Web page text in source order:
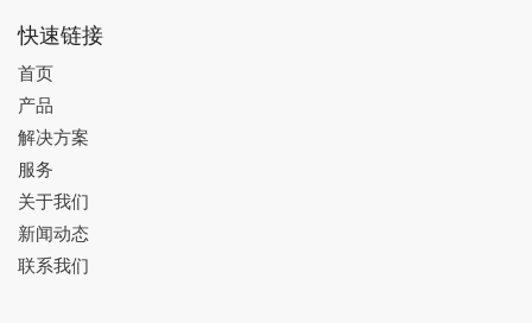
快速链接
首页
产品
解决方案
服务
关于我们
新闻动态
联系我们